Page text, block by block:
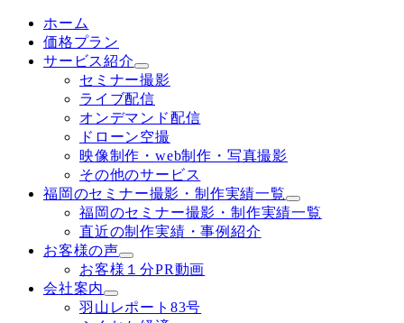
ホーム
価格プラン
サービス紹介
セミナー撮影
ライブ配信
オンデマンド配信
ドローン空撮
映像制作・web制作・写真撮影
その他のサービス
福岡のセミナー撮影・制作実績一覧
福岡のセミナー撮影・制作実績一覧
直近の制作実績・事例紹介
お客様の声
お客様１分PR動画
会社案内
羽山レポート83号